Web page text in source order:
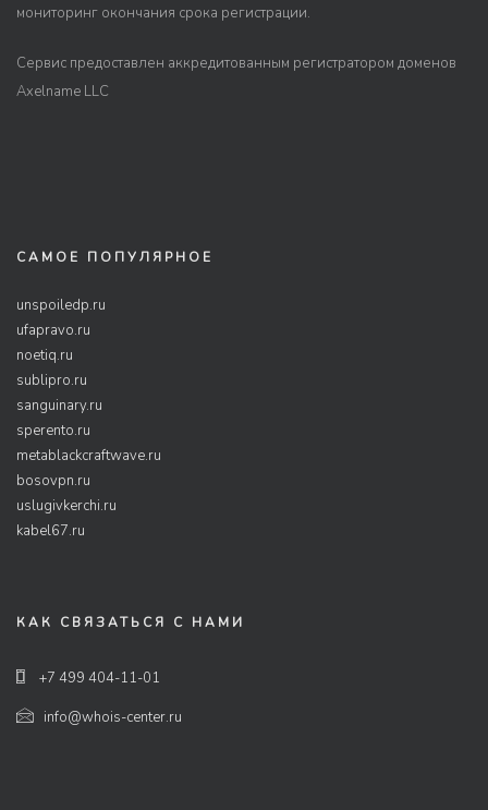
мониторинг окончания срока регистрации.
Сервис предоставлен аккредитованным регистратором доменов
Axelname LLC
САМОЕ ПОПУЛЯРНОЕ
unspoiledp.ru
ufapravo.ru
noetiq.ru
sublipro.ru
sanguinary.ru
sperento.ru
metablackcraftwave.ru
bosovpn.ru
uslugivkerchi.ru
kabel67.ru
КАК СВЯЗАТЬСЯ С НАМИ
+7 499 404-11-01
info@whois-center.ru